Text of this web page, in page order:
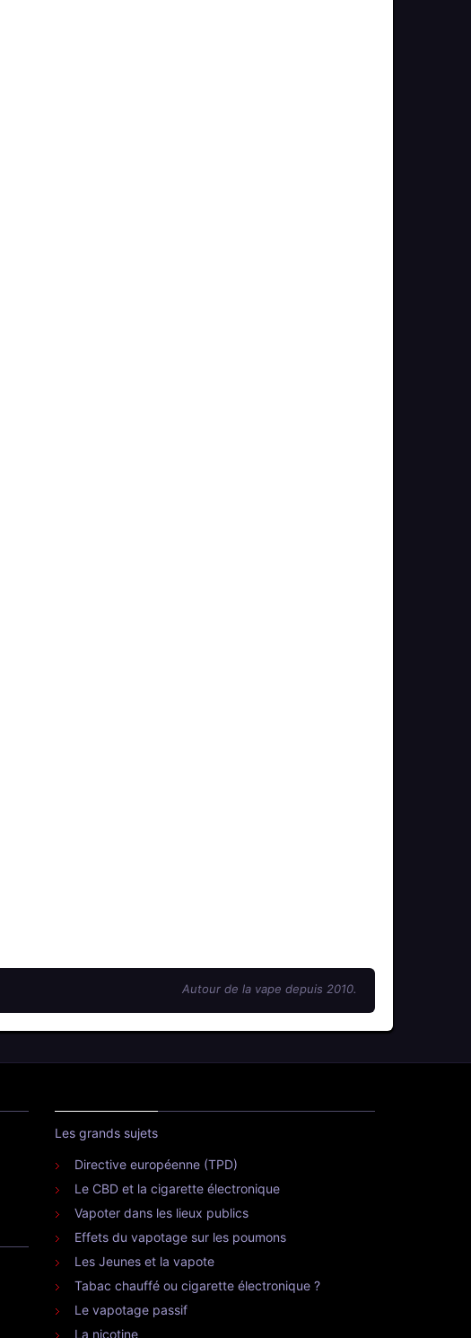
Autour de la vape depuis 2010.
Les grands sujets
Directive européenne (TPD)
Le CBD et la cigarette électronique
Vapoter dans les lieux publics
Effets du vapotage sur les poumons
Les Jeunes et la vapote
Tabac chauffé ou cigarette électronique ?
Le vapotage passif
La nicotine